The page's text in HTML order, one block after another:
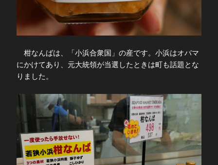
柑なんばは、「小浜合衆国」の産です。小浜はオバマ
にかけてあり、元大統領が当選したときは町も話題とな
りました。